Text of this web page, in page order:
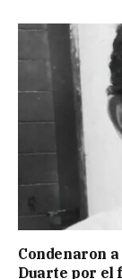
Condenaron
Duarte por el